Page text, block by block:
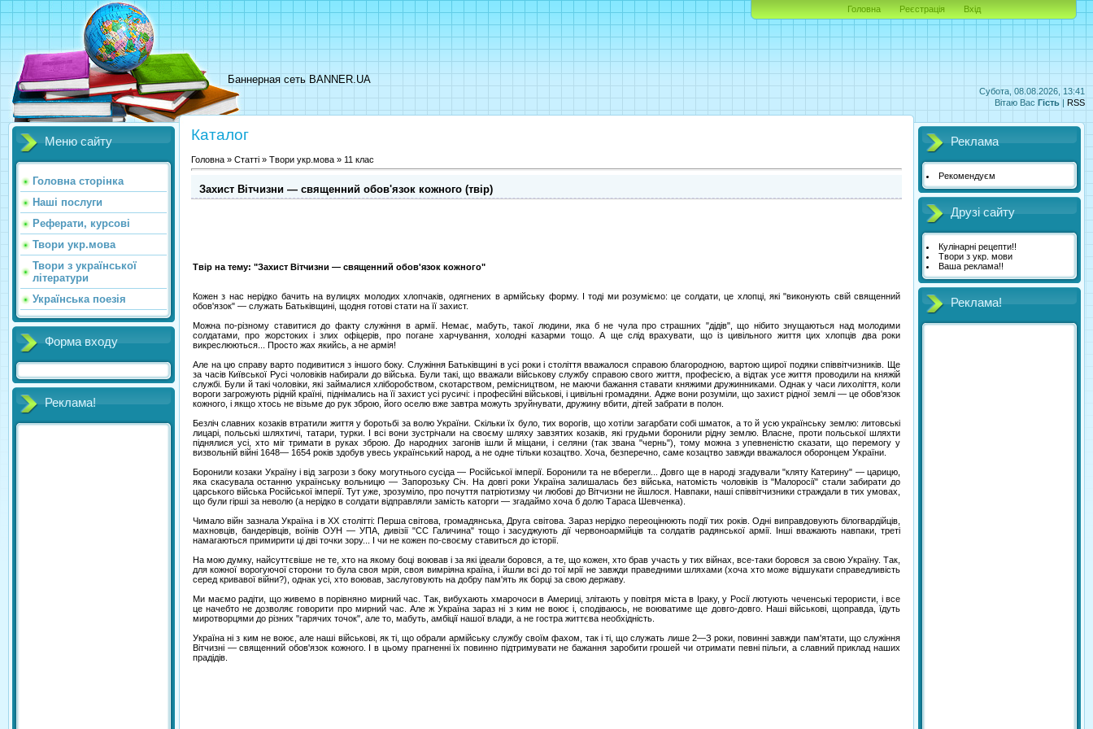
Субота, 08.08.2026, 13:41
Вітаю Вас Гість | RSS
Баннерная сеть BANNER.UA
Головна Реєстрація Вхід
Меню сайту
Головна сторінка
Наші послуги
Реферати, курсові
Твори укр.мова
Твори з української
літератури
Українська поезія
Форма входу
Реклама!
Каталог
Головна » Статті » Твори укр.мова » 11 клас
Захист Вітчизни — священний обов'язок кожного (твір)
Твір на тему: "Захист Вітчизни — священний обов'язок кожного"
Кожен з нас нерідко бачить на вулицях молодих хлопчаків, одягнених в армійську форму. І тоді ми розуміємо: це солдати, це хлопці, які "виконують свій священний
обов'язок" — служать Батьківщині, щодня готові стати на її захист.
Можна по-різному ставитися до факту служіння в армії. Немає, мабуть, такої людини, яка б не чула про страшних "дідів", що нібито знущаються над молодими
солдатами, про жорстоких і злих офіцерів, про погане харчування, холодні казарми тощо. А ще слід врахувати, що із цивільного життя цих хлопців два роки
викреслюються... Просто жах якийсь, а не армія!
Але на цю справу варто подивитися з іншого боку. Служіння Батьківщині в усі роки і століття вважалося справою благородною, вартою щирої подяки співвітчизників. Ще
за часів Київської Русі чоловіків набирали до війська. Були такі, що вважали військову службу справою свого життя, професією, а відтак усе життя проводили на княжій
службі. Були й такі чоловіки, які займалися хліборобством, скотарством, ремісництвом, не маючи бажання ставати княжими дружинниками. Однак у часи лихоліття, коли
вороги загрожують рідній країні, піднімались на її захист усі русичі: і професійні військові, і цивільні громадяни. Адже вони розуміли, що захист рідної землі — це обов'язок
кожного, і якщо хтось не візьме до рук зброю, його оселю вже завтра можуть зруйнувати, дружину вбити, дітей забрати в полон.
Безліч славних козаків втратили життя у боротьбі за волю України. Скільки їх було, тих ворогів, що хотіли загарбати собі шматок, а то й усю українську землю: литовські
лицарі, польські шляхтичі, татари, турки. І всі вони зустрічали на своєму шляху завзятих козаків, які грудьми боронили рідну землю. Власне, проти польської шляхти
піднялися усі, хто міг тримати в руках зброю. До народних загонів ішли й міщани, і селяни (так звана "чернь"), тому можна з упевненістю сказати, що перемогу у
визвольній війні 1648— 1654 років здобув увесь український народ, а не одне тільки козацтво. Хоча, безперечно, саме козацтво завжди вважалося оборонцем України.
Боронили козаки Україну і від загрози з боку могутнього сусіда — Російської імперії. Боронили та не вберегли... Довго ще в народі згадували "кляту Катерину" — царицю,
яка скасувала останню українську вольницю — Запорозьку Січ. На довгі роки Україна залишалась без війська, натомість чоловіків із "Малоросії" стали забирати до
царського війська Російської імперії. Тут уже, зрозуміло, про почуття патріотизму чи любові до Вітчизни не йшлося. Навпаки, наші співвітчизники страждали в тих умовах,
що були гірші за неволю (а нерідко в солдати відправляли замість каторги — згадаймо хоча б долю Тараса Шевченка).
Чимало війн зазнала Україна і в XX столітті: Перша світова, громадянська, Друга світова. Зараз нерідко переоцінюють події тих років. Одні виправдовують білогвардійців,
махновців, бандерівців, воїнів ОУН — УПА, дивізії "СС Галичина" тощо і засуджують дії червоноармійців та солдатів радянської армії. Інші вважають навпаки, треті
намагаються примирити ці дві точки зору... І чи не кожен по-своєму ставиться до історії.
На мою думку, найсуттєвіше не те, хто на якому боці воював і за які ідеали боровся, а те, що кожен, хто брав участь у тих війнах, все-таки боровся за свою Україну. Так,
для кожної ворогуючої сторони то була своя мрія, своя вимріяна країна, і йшли всі до тої мрії не завжди праведними шляхами (хоча хто може відшукати справедливість
серед кривавої війни?), однак усі, хто воював, заслуговують на добру пам'ять як борці за свою державу.
Ми маємо радіти, що живемо в порівняно мирний час. Так, вибухають хмарочоси в Америці, злітають у повітря міста в Іраку, у Росії лютують чеченські терористи, і все
це начебто не дозволяє говорити про мирний час. Але ж Україна зараз ні з ким не воює і, сподіваюсь, не воюватиме ще довго-довго. Наші військові, щоправда, їдуть
миротворцями до різних "гарячих точок", але то, мабуть, амбіції нашої влади, а не гостра життєва необхідність.
Україна ні з ким не воює, але наші військові, як ті, що обрали армійську службу своїм фахом, так і ті, що служать лише 2—З роки, повинні завжди пам'ятати, що служіння
Вітчизні — священний обов'язок кожного. І в цьому прагненні їх повинно підтримувати не бажання заробити грошей чи отримати певні пільги, а славний приклад наших
прадідів.
Реклама
Рекомендуєм
Друзі сайту
Кулінарні рецепти!!
Твори з укр. мови
Ваша реклама!!
Реклама!